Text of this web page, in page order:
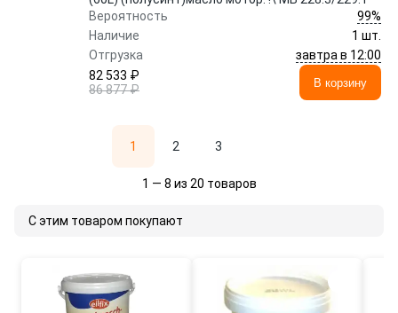
Вероятность
99%
Наличие
1 шт.
Отгрузка
завтра в 12:00
82 533 ₽
86 877 ₽
В корзину
1 2 3
1 — 8 из 20 товаров
С этим товаром покупают